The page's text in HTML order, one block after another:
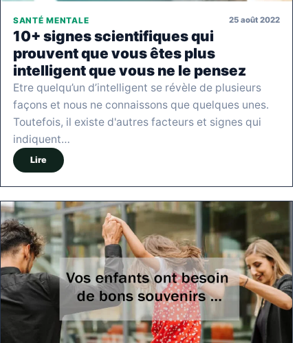
SANTÉ MENTALE 25 août 2022
10+ signes scientifiques qui
prouvent que vous êtes plus
intelligent que vous ne le pensez
Etre quelqu’un d’intelligent se révèle de plusieurs
façons et nous ne connaissons que quelques unes.
Toutefois, il existe d'autres facteurs et signes qui
indiquent…
Lire